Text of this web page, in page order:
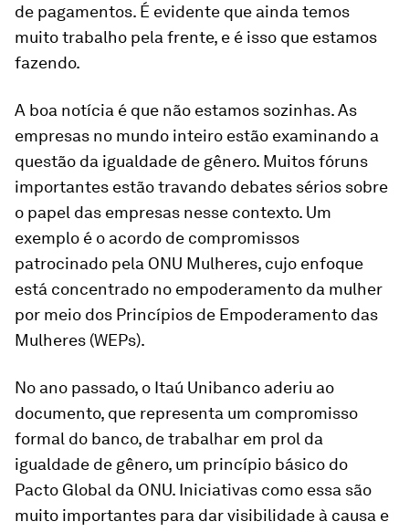
de pagamentos. É evidente que ainda temos
muito trabalho pela frente, e é isso que estamos
fazendo.
A boa notícia é que não estamos sozinhas. As
empresas no mundo inteiro estão examinando a
questão da igualdade de gênero. Muitos fóruns
importantes estão travando debates sérios sobre
o papel das empresas nesse contexto. Um
exemplo é o acordo de compromissos
patrocinado pela ONU Mulheres, cujo enfoque
está concentrado no empoderamento da mulher
por meio dos Princípios de Empoderamento das
Mulheres (WEPs).
No ano passado, o Itaú Unibanco aderiu ao
documento, que representa um compromisso
formal do banco, de trabalhar em prol da
igualdade de gênero, um princípio básico do
Pacto Global da ONU. Iniciativas como essa são
muito importantes para dar visibilidade à causa e